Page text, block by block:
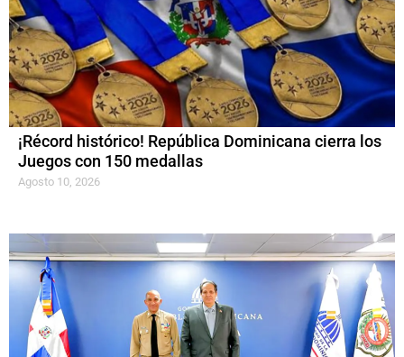
¡Récord histórico! República Dominicana cierra los
Juegos con 150 medallas
Agosto 10, 2026